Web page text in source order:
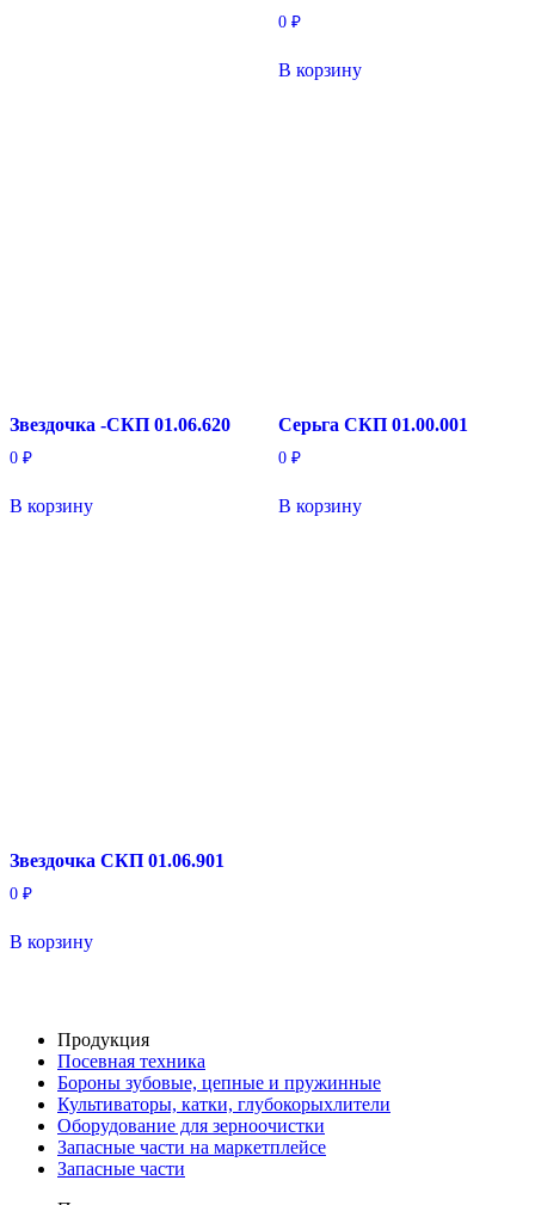
0 ₽
В корзину
Звездочка -СКП 01.06.620
0 ₽
В корзину
Серьга СКП 01.00.001
0 ₽
В корзину
Звездочка СКП 01.06.901
0 ₽
В корзину
Продукция
Посевная техника
Бороны зубовые, цепные и пружинные
Культиваторы, катки, глубокорыхлители
Оборудование для зерноочистки
Запасные части на маркетплейсе
Запасные части